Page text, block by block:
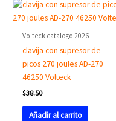
Volteck catalogo 2026
clavija con supresor de
picos 270 joules AD-270
46250 Volteck
$38.50
Añadir al carrito